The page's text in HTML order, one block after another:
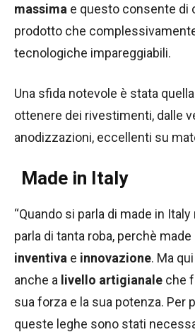
massima e questo consente di
prodotto che
tecnologiche impareggiabili.
Una sfida notevole è stata
ottenere dei rivestimenti, dalle
anodizzazioni, eccellenti su
Made in Italy
“Quando si parla di made in
parla di tanta roba, perchè made
inventiva e innovazione. Ma
anche a livello artigianale che
sua forza e la sua potenza. Per
queste leghe sono stati